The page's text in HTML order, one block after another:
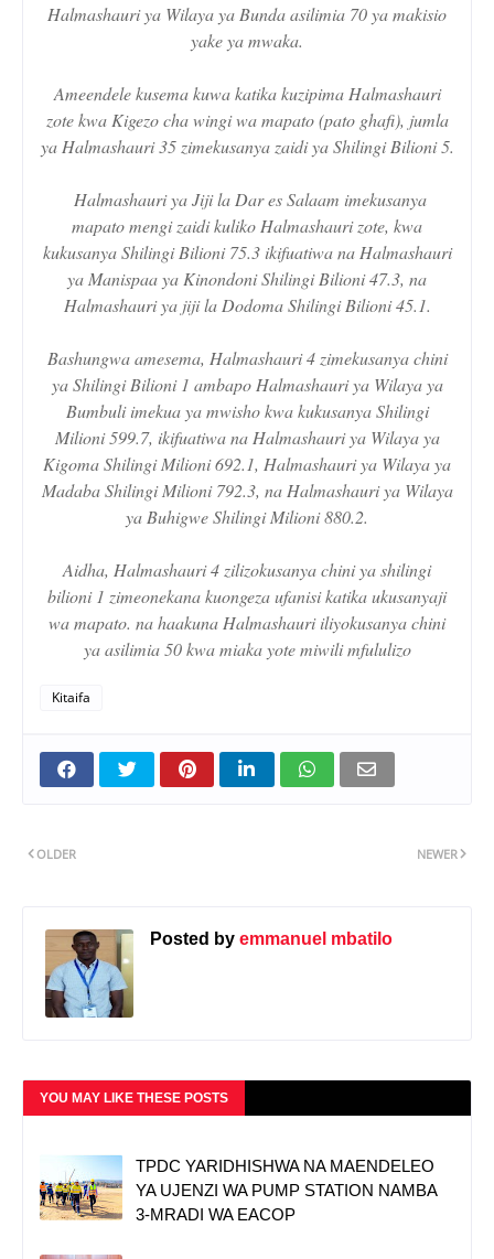
Halmashauri ya Wilaya ya Bunda asilimia 70 ya makisio
yake ya mwaka.
Ameendele kusema kuwa katika kuzipima Halmashauri
zote kwa Kigezo cha wingi wa mapato (pato ghafi), jumla
ya Halmashauri 35 zimekusanya zaidi ya Shilingi Bilioni 5.
Halmashauri ya Jiji la Dar es Salaam imekusanya
mapato mengi zaidi kuliko Halmashauri zote, kwa
kukusanya Shilingi Bilioni 75.3 ikifuatiwa na Halmashauri
ya Manispaa ya Kinondoni Shilingi Bilioni 47.3, na
Halmashauri ya jiji la Dodoma Shilingi Bilioni 45.1.
Bashungwa amesema, Halmashauri 4 zimekusanya chini
ya Shilingi Bilioni 1 ambapo Halmashauri ya Wilaya ya
Bumbuli imekua ya mwisho kwa kukusanya Shilingi
Milioni 599.7, ikifuatiwa na Halmashauri ya Wilaya ya
Kigoma Shilingi Milioni 692.1, Halmashauri ya Wilaya ya
Madaba Shilingi Milioni 792.3, na Halmashauri ya Wilaya
ya Buhigwe Shilingi Milioni 880.2.
Aidha, Halmashauri 4 zilizokusanya chini ya shilingi
bilioni 1 zimeonekana kuongeza ufanisi katika ukusanyaji
wa mapato. na haakuna Halmashauri iliyokusanya chini
ya asilimia 50 kwa miaka yote miwili mfululizo
Kitaifa
NEWER
OLDER
Posted by emmanuel mbatilo
YOU MAY LIKE THESE POSTS
TPDC YARIDHISHWA NA MAENDELEO
YA UJENZI WA PUMP STATION NAMBA
3-MRADI WA EACOP